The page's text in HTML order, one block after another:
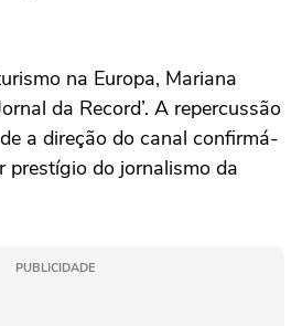
na Europa, Mariana
da Record’. A repercussão
a direção do canal confirmá-
prestígio do jornalismo da
PUBLICIDADE